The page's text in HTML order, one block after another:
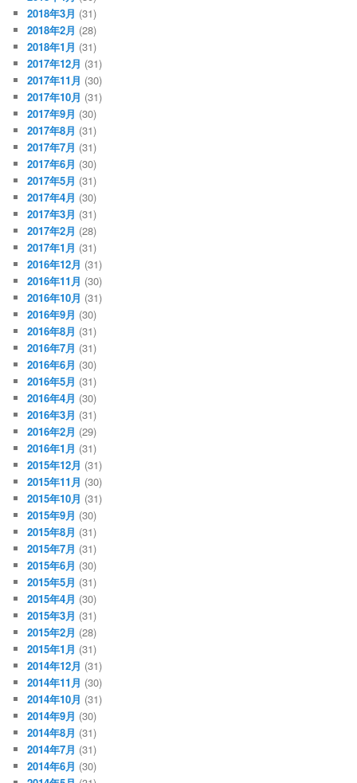
2018年3月 (31)
2018年2月 (28)
2018年1月 (31)
2017年12月 (31)
2017年11月 (30)
2017年10月 (31)
2017年9月 (30)
2017年8月 (31)
2017年7月 (31)
2017年6月 (30)
2017年5月 (31)
2017年4月 (30)
2017年3月 (31)
2017年2月 (28)
2017年1月 (31)
2016年12月 (31)
2016年11月 (30)
2016年10月 (31)
2016年9月 (30)
2016年8月 (31)
2016年7月 (31)
2016年6月 (30)
2016年5月 (31)
2016年4月 (30)
2016年3月 (31)
2016年2月 (29)
2016年1月 (31)
2015年12月 (31)
2015年11月 (30)
2015年10月 (31)
2015年9月 (30)
2015年8月 (31)
2015年7月 (31)
2015年6月 (30)
2015年5月 (31)
2015年4月 (30)
2015年3月 (31)
2015年2月 (28)
2015年1月 (31)
2014年12月 (31)
2014年11月 (30)
2014年10月 (31)
2014年9月 (30)
2014年8月 (31)
2014年7月 (31)
2014年6月 (30)